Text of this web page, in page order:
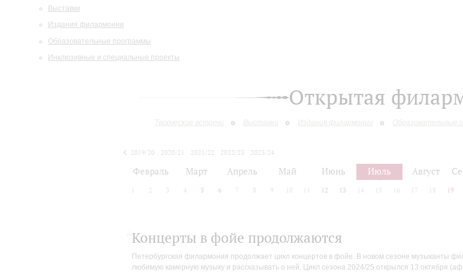
Выставки
Издания филармонии
Образовательные программы
Инклюзивные и специальные проекты
Открытая
Творческие встречи Выставки Издания филармонии Образовательные
2019/20 2020/21 2021/22 2022/23
2023/24
Февраль Март Апрель Май Июнь Июль Август
2 3 4 5 6 7 8 9 10 12 13 14 15 16 17 18 19
Концерты в фойе продолжаются
Петербургская филармония продолжает цикл концертов в фойе. В новом сезоне музыканты
любимую камерную музыку и рассказывать о ней. Цикл сезона 2024/25 открылся 13 октября